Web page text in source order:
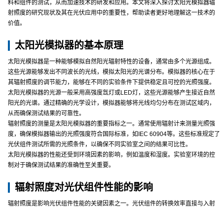
料和组件的测试，从而加速技术的研发和应用。本文将深入探讨太阳光模拟器辐
射照度的研究现状及其在光伏应用中的重要性，帮助读者更好地理解这一技术的
价值。
太阳光模拟器的基本原理
太阳光模拟器是一种能够模拟自然阳光辐射特性的设备，通常由多个光源组成。
这些光源能够发出不同波长的光线，模拟太阳光的光谱分布。模拟器的核心在于
其辐射照度的调节能力，能够在不同的实验条件下提供稳定且可控的光照强度。
太阳光模拟器的光源一般采用高强度氙灯或LED灯，这些光源能够产生接近自然
阳光的光谱。通过精确的光学设计，模拟器能够将光线均匀分布在测试区域内，
从而确保测试结果的可靠性。
辐射照度的测量是太阳光模拟器的重要指标之一。通常使用辐射计来测量光照强
度，确保模拟器输出的光照强度符合国际标准，如IEC 60904等。这些标准规定了
光伏组件测试所需的光照条件，以确保不同实验室之间的结果可比性。
太阳光模拟器的性能还受到环境因素的影响，例如温度和湿度。实验室环境的控
制对于确保测试结果的准确性至关重要。
辐射照度对光伏组件性能的影响
辐射照度是影响光伏组件性能的关键因素之一。光伏组件的转换效率直接与入射